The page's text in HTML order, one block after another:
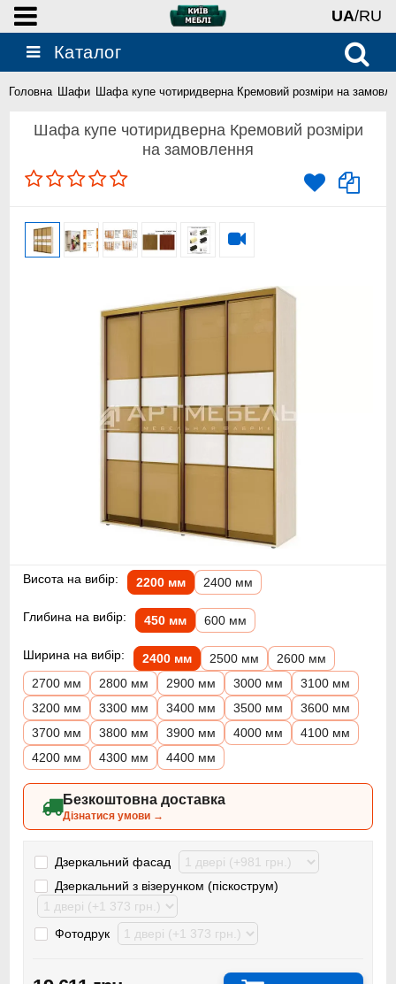
UA/RU
Каталог
Головна Шафи Шафа купе чотиридверна Кремовий розміри на
Шафа купе чотиридверна Кремовий розміри
на замовлення
Висота на вибір: 2200 мм 2400 мм
Глибина на вибір: 450 мм 600 мм
Ширина на вибір: 2400 мм 2500 мм
2600 мм
2700 мм
2800 мм 2900 мм 3000 мм
3100 мм
3200 мм
3300 мм 3400 мм 3500 мм
3600 мм
3700 мм
3800 мм 3900 мм 4000 мм
4100 мм
4200 мм
4300 мм 4400 мм
Безкоштовна доставка
Дізнатися умови →
Дзеркальний фасад
Дзеркальний з візерунком (піскострум)
Фотодрук